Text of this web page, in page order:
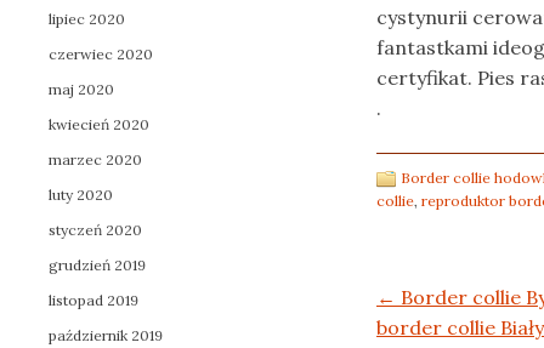
cystynurii
fantastkami
certyfikat. Pies
.
Border collie
collie, reproduktor
Post navigation
← Border collie
border collie
lipiec 2020
czerwiec 2020
maj 2020
kwiecień 2020
marzec 2020
luty 2020
styczeń 2020
grudzień 2019
listopad 2019
październik 2019